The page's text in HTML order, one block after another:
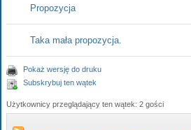
Propozycja
Taka mała propozycja.
Pokaż wersję do druku
Subskrybuj ten wątek
Użytkownicy przeglądający ten wątek: 2 gości